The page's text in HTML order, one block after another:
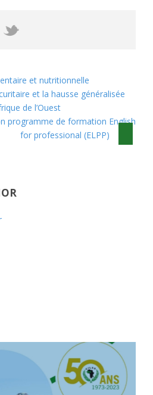
et nutritionnelle
et la hausse généralisée
de l’Ouest
programme de formation English
for professional (ELPP)